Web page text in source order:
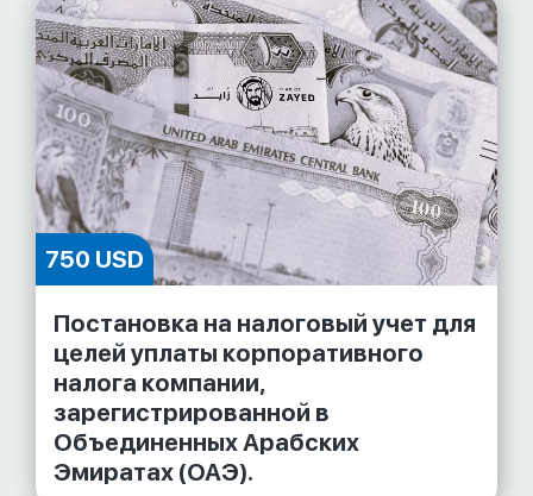
750 USD
Постановка на налоговый учет для
целей уплаты корпоративного
налога компании,
зарегистрированной в
Объединенных Арабских
Эмиратах (ОАЭ).